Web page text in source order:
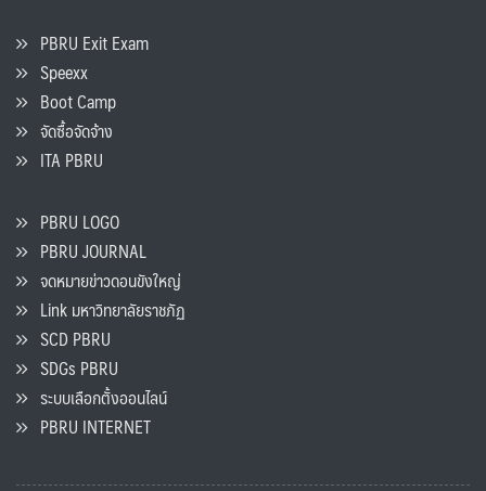
PBRU Exit Exam
Speexx
Boot Camp
จัดซื้อจัดจ้าง
ITA PBRU
PBRU LOGO
PBRU JOURNAL
จดหมายข่าวดอนขังใหญ่
Link มหาวิทยาลัยราชภัฏ
SCD PBRU
SDGs PBRU
ระบบเลือกตั้งออนไลน์
PBRU INTERNET